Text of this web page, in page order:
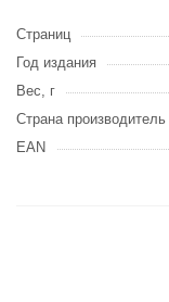
Страниц
Год издания
Вес, г
Страна производитель
EAN